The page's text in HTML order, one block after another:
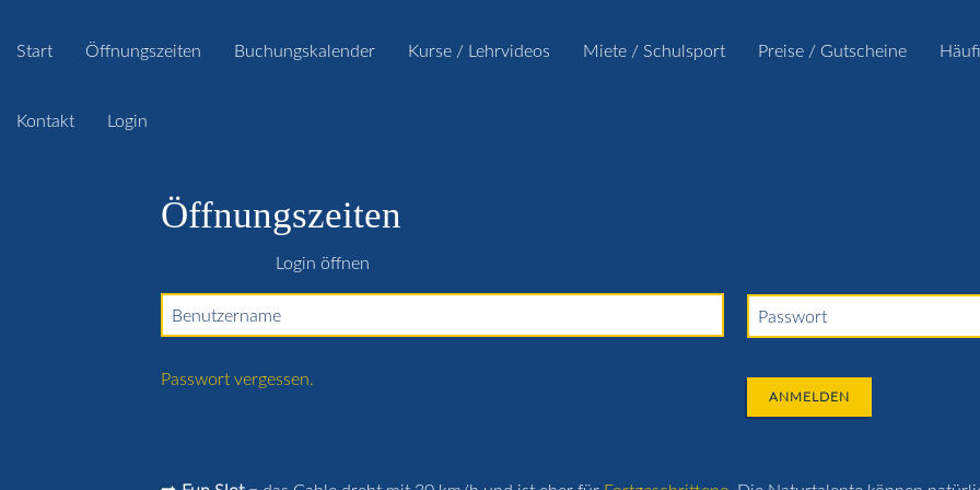
Start Öffnungszeiten Buchungskalender Kurse / Lehrvideos Miete / Schulsport Preise / Gutscheine
Kontakt Login
Öffnungszeiten
Login öffnen
Benutzername Passwort
Passwort vergessen.
ANMELDEN